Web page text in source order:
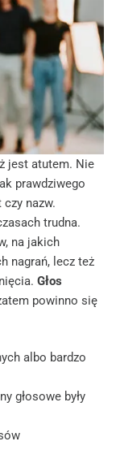
jest atutem. Nie
prawdziwego
nazw.
trudna.
na jakich
nagrań, lecz też
Głos
powinno się
albo bardzo
głosowe były